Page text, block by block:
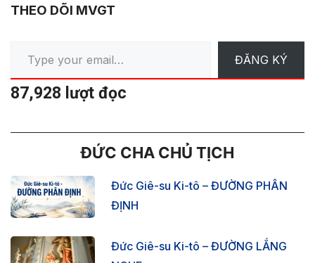
THEO DÕI MVGT
ĐĂNG KÝ
87,928 lượt đọc
ĐỨC CHA CHỦ TỊCH
Đức Giê-su Ki-tô – ĐƯỜNG PHÂN
ĐỊNH
Đức Giê-su Ki-tô – ĐƯỜNG LẮNG